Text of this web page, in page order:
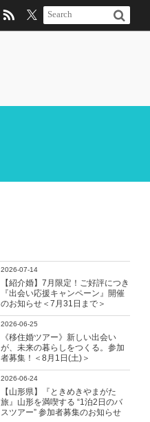
2026-07-14
【紹介婚】7月限定！ご好評につき
『出会い応援キャンペーン』開催
のお知らせ＜7月31日まで＞
2026-06-25
《移住婚ツアー》新しい出会い
が、未来の暮らしをつくる。参加
者募集！＜8月1日(土)＞
2026-06-24
【山形県】『ときめきやまがた
旅』山形を満喫する “1泊2日のバ
スツアー” 参加者募集のお知らせ